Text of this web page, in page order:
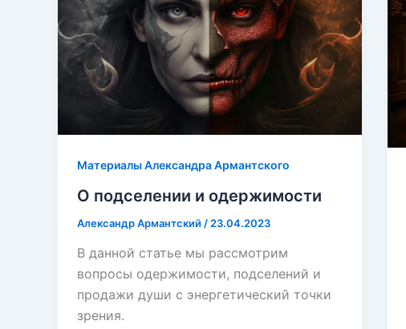
Материалы Александра Армантского
О подселении и одержимости
Александр Армантский / 23.04.2023
В данной статье мы рассмотрим
вопросы одержимости, подселений и
продажи души с энергетический точки
зрения.